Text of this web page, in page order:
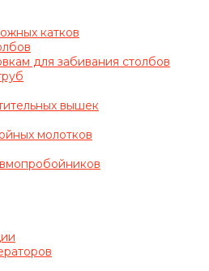
катков
для забивания столбов
вышек
молотков